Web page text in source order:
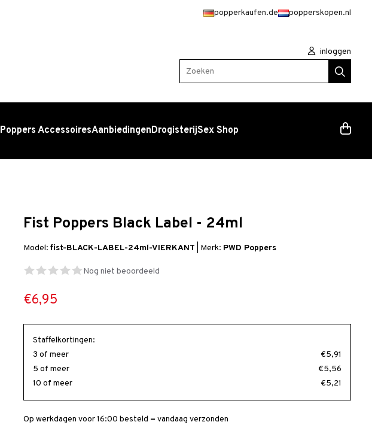
popperkaufen.de popperskopen.nl
inloggen
Zoeken
Poppers AccessoiresAanbiedingenDrogisterijSex Shop
Fist Poppers Black Label - 24ml
Model:fist-BLACK-LABEL-24ml-VIERKANT Merk: PWD Poppers
Nog niet beoordeeld
€6,95
Staffelkortingen:
3 of meer
€5,91
5 of meer
€5,56
10 of meer
€5,21
Op werkdagen voor 16:00 besteld = vandaag verzonden